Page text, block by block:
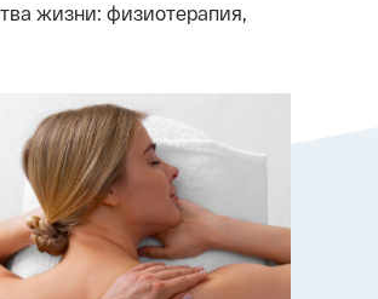
жизни: физиотерапия,